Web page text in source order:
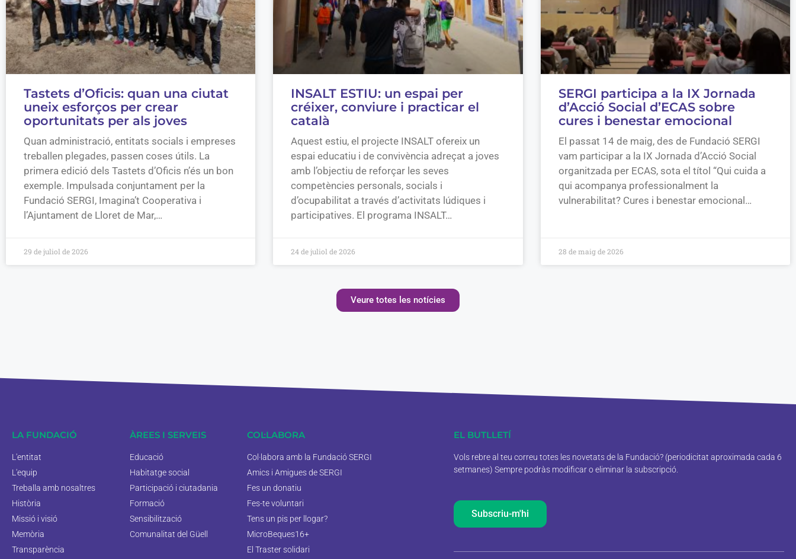
Tastets d’Oficis: quan una ciutat
uneix esforços per crear
oportunitats per als joves
Quan administració, entitats socials i empreses
treballen plegades, passen coses útils. La
primera edició dels Tastets d’Oficis n’és un bon
exemple. Impulsada conjuntament per la
Fundació SERGI, Imagina’t Cooperativa i
l’Ajuntament de Lloret de Mar,…
29 de juliol de 2026
INSALT ESTIU: un espai per
créixer, conviure i practicar el
català
Aquest estiu, el projecte INSALT ofereix un
espai educatiu i de convivència adreçat a joves
amb l’objectiu de reforçar les seves
competències personals, socials i
d’ocupabilitat a través d’activitats lúdiques i
participatives. El programa INSALT…
24 de juliol de 2026
SERGI participa a la IX Jornada
d’Acció Social d’ECAS sobre
cures i benestar emocional
El passat 14 de maig, des de Fundació SERGI
vam participar a la IX Jornada d’Acció Social
organitzada per ECAS, sota el títol “Qui cuida a
qui acompanya professionalment la
vulnerabilitat? Cures i benestar emocional…
28 de maig de 2026
Veure totes les notícies
LA FUNDACIÓ
L'entitat
L'equip
Treballa amb nosaltres
Història
Missió i visió
Memòria
Transparència
ÀREES I SERVEIS
Educació
Habitatge social
Participació i ciutadania
Formació
Sensibilització
Comunalitat del Güell
COL·LABORA
Col·labora amb la Fundació SERGI
Amics i Amigues de SERGI
Fes un donatiu
Fes-te voluntari
Tens un pis per llogar?
MicroBeques16+
El Traster solidari
EL BUTLLETÍ
Vols rebre al teu correu totes les novetats de la Fundació? (periodicitat aproximada cada 6
setmanes) Sempre podràs modificar o eliminar la subscripció.
Subscriu-m'hi